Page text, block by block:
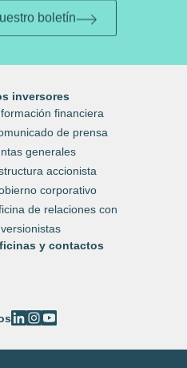
boletín
inversores
financiera
de prensa
generales
accionista
corporativo
de relaciones con
y contactos